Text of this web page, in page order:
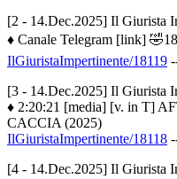
[2 - 14.Dec.2025] Il Giurista
♦ Canale Telegram [link]
IlGiuristaImpertinente/18119
[3 - 14.Dec.2025] Il Giurista
♦ 2:20:21 [media] [v. in T]
CACCIA (2025)
IlGiuristaImpertinente/18118
[4 - 14.Dec.2025] Il Giurista